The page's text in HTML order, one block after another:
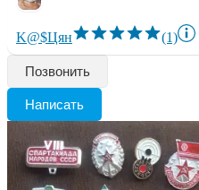
K@$Цян (1)
Позвонить
Написать